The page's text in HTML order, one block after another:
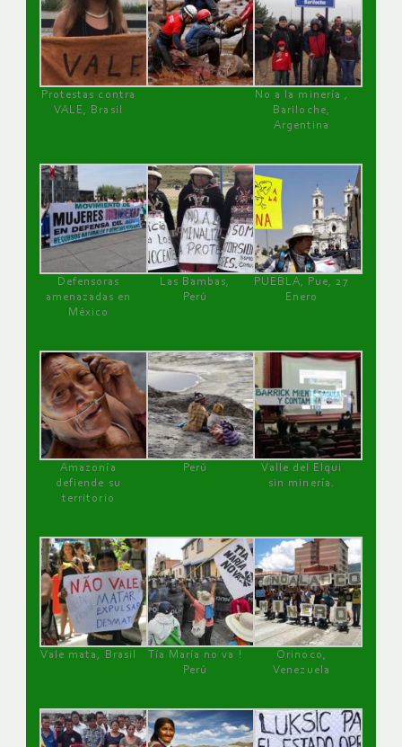
Protestas contra
VALE, Brasil
No a la minería ,
Bariloche,
Argentina
Defensoras
amenazadas en
México
Las Bambas,
Perú
PUEBLA, Pue, 27
Enero
Amazonía
defiende su
territorio
Perú
Valle del Elqui
sin minería.
Vale mata, Brasil
Tía María no va !
Perú
Orinoco,
Venezuela